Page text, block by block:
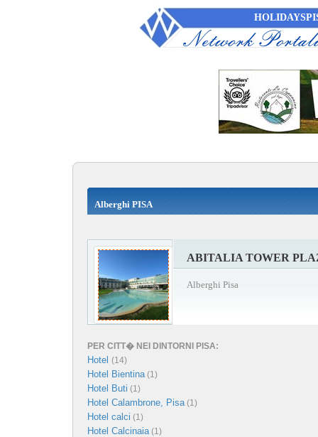
Alberghi PISA
ABITALIA TOWER
Alberghi Pisa
PER CITT� NEI DINTORNI PISA:
Hotel (14)
Hotel Bientina(1)
Hotel Buti (1)
Hotel Calambrone, Pisa(1)
Hotel calci (1)
Hotel Calcinaia(1)